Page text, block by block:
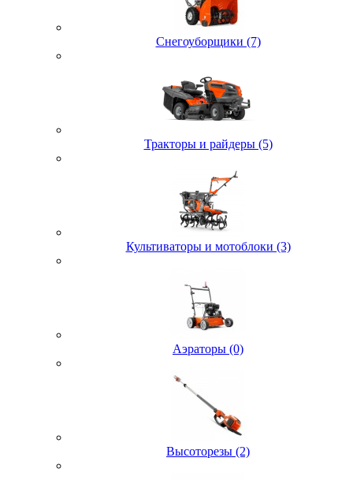
Снегоуборщики (7)
Тракторы и райдеры (5)
Культиваторы и мотоблоки (3)
Аэраторы (0)
Высоторезы (2)